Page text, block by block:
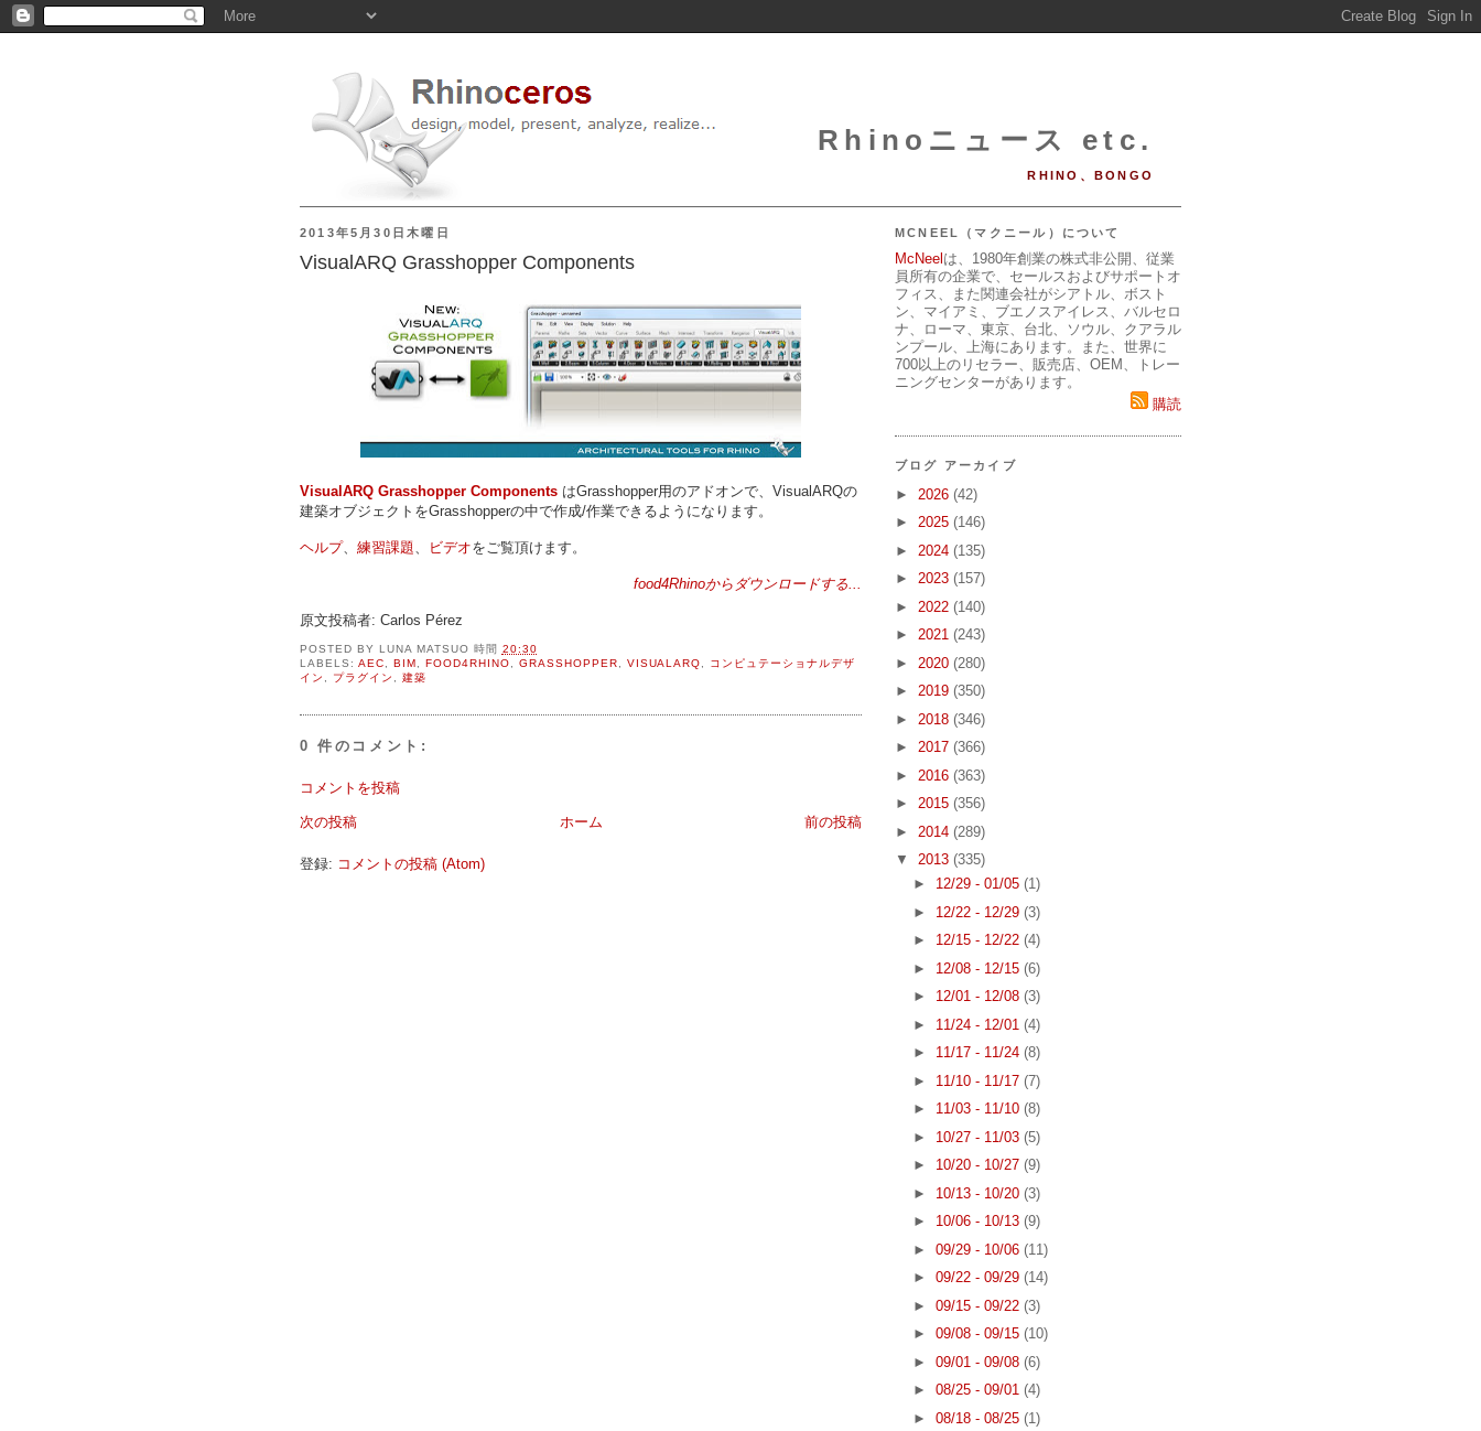
Rhinoニュース etc.
RHINO、BONGO
2013年5月30日木曜日
VisualARQ Grasshopper Components
VisualARQ Grasshopper Components はGrasshopper用のアドオンで、VisualARQの
建築オブジェクトをGrasshopperの中で作成/作業できるようになります。
ヘルプ、 練習課題、 ビデオをご覧頂けます。
food4Rhinoからダウンロードする...
原文投稿者: Carlos Pérez
POSTED BY LUNA MATSUO 時間 20:30
LABELS: AEC BIM FOOD4RHINO GRASSHOPPER VISUALARQ
コンピュテーショナルデザ
イン
プラグイン 建築
0 件のコメント:
コメントを投稿
次の投稿 前の投稿
ホーム
登録: コメントの投稿 (Atom)
MCNEEL（マクニール）について
McNeel は、1980年創業の株式非公開、従業
員所有の企業で、セールスおよびサポートオ
フィス、また関連会社がシアトル、ボスト
ン、マイアミ、ブエノスアイレス、バルセロ
ナ、ローマ、東京、台北、ソウル、クアラル
ンプール、上海にあります。また、世界に
700以上のリセラー、販売店、OEM、トレー
ニングセンターがあります。
購読
ブログ アーカイブ
► 2026 (42)
► 2025 (146)
► 2024 (135)
► 2023 (157)
► 2022 (140)
► 2021 (243)
► 2020 (280)
► 2019 (350)
► 2018 (346)
► 2017 (366)
► 2016 (363)
► 2015 (356)
► 2014 (289)
▼ 2013 (335)
► 12/29 - 01/05 (1)
► 12/22 - 12/29 (3)
► 12/15 - 12/22 (4)
► 12/08 - 12/15 (6)
► 12/01 - 12/08 (3)
► 11/24 - 12/01 (4)
► 11/17 - 11/24 (8)
► 11/10 - 11/17 (7)
► 11/03 - 11/10 (8)
► 10/27 - 11/03 (5)
► 10/20 - 10/27 (9)
► 10/13 - 10/20 (3)
► 10/06 - 10/13 (9)
► 09/29 - 10/06 (11)
► 09/22 - 09/29 (14)
► 09/15 - 09/22 (3)
► 09/08 - 09/15 (10)
► 09/01 - 09/08 (6)
► 08/25 - 09/01 (4)
► 08/18 - 08/25 (1)